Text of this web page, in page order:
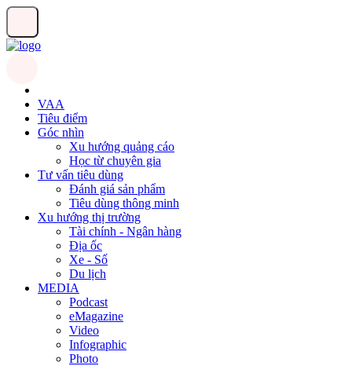
VAA
Tiêu điểm
Góc nhìn
Xu hướng quảng cáo
Học từ chuyên gia
Tư vấn tiêu dùng
Đánh giá sản phẩm
Tiêu dùng thông minh
Xu hướng thị trường
Tài chính - Ngân hàng
Địa ốc
Xe - Số
Du lịch
MEDIA
Podcast
eMagazine
Video
Infographic
Photo